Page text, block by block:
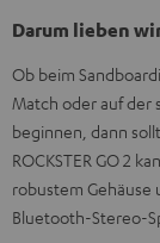
Darum lieben
Ob beim
Match oder auf der
beginnen, dann
ROCKSTER GO 2
robustem Gehäuse
Bluetooth-Stereo-